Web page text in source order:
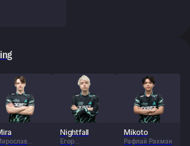
Nightfall
Егор
Mikoto
Рафлай Рахман